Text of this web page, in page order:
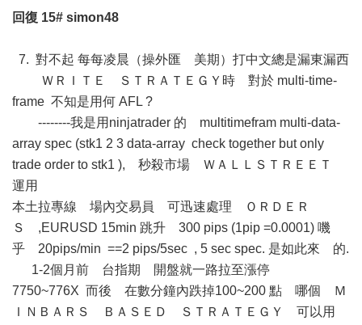
回復 15# simon48
7. 對不起 每每凌晨（操外匯 美期）打中文總是漏東漏西
ＷＲＩＴＥ ＳＴＲＡＴＥＧＹ時 對於 multi-time-
frame 不知是用何 AFL ?
--------我是用ninjatrader 的 multitimefram multi-data-
array spec (stk1 2 3 data-array check together but only
trade order to stk1 ), 秒殺市場 ＷＡＬＬＳＴＲＥＥＴ
運用
本土拉專線 場內交易員 可迅速處理 ＯＲＤＥＲ
Ｓ ,EURUSD 15min 跳升 300 pips (1pip =0.0001) 嘰
乎 20pips/min ==2 pips/5sec , 5 sec spec. 是如此來 的.
1-2個月前 台指期 開盤就一路拉至漲停
7750~776X 而後 在數分鐘內跌掉100~200 點 哪個 Ｍ
ＩＮＢＡＲＳ ＢＡＳＥＤ ＳＴＲＡＴＥＧＹ 可以用